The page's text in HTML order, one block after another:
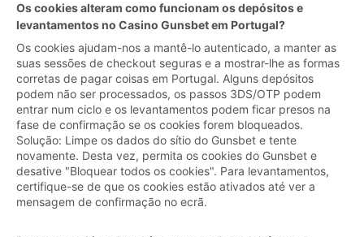
Os cookies alteram como funcionam os depósitos e
levantamentos no Casino Gunsbet em Portugal?
Os cookies ajudam-nos a mantê-lo autenticado, a manter as
suas sessões de checkout seguras e a mostrar-lhe as formas
corretas de pagar coisas em Portugal. Alguns depósitos
podem não ser processados, os passos 3DS/OTP podem
entrar num ciclo e os levantamentos podem ficar presos na
fase de confirmação se os cookies forem bloqueados.
Solução: Limpe os dados do sítio do Gunsbet e tente
novamente. Desta vez, permita os cookies do Gunsbet e
desative "Bloquear todos os cookies". Para levantamentos,
certifique-se de que os cookies estão ativados até ver a
mensagem de confirmação no ecrã.